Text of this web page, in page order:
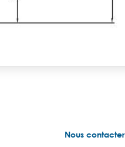
Nous contacter